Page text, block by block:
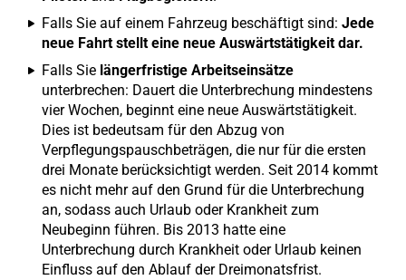
Falls Sie auf einem Fahrzeug beschäftigt sind: Jede
neue Fahrt stellt eine neue Auswärtstätigkeit dar.
Falls Sie längerfristige Arbeitseinsätze
unterbrechen: Dauert die Unterbrechung mindestens
vier Wochen, beginnt eine neue Auswärtstätigkeit.
Dies ist bedeutsam für den Abzug von
Verpflegungspauschbeträgen, die nur für die ersten
drei Monate berücksichtigt werden. Seit 2014 kommt
es nicht mehr auf den Grund für die Unterbrechung
an, sodass auch Urlaub oder Krankheit zum
Neubeginn führen. Bis 2013 hatte eine
Unterbrechung durch Krankheit oder Urlaub keinen
Einfluss auf den Ablauf der Dreimonatsfrist.